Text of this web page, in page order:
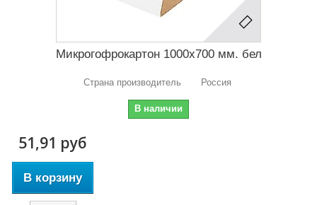
Микрогофрокартон 1000х700 мм. бел
Страна производитель Россия
В наличии
51,91 руб
В корзину